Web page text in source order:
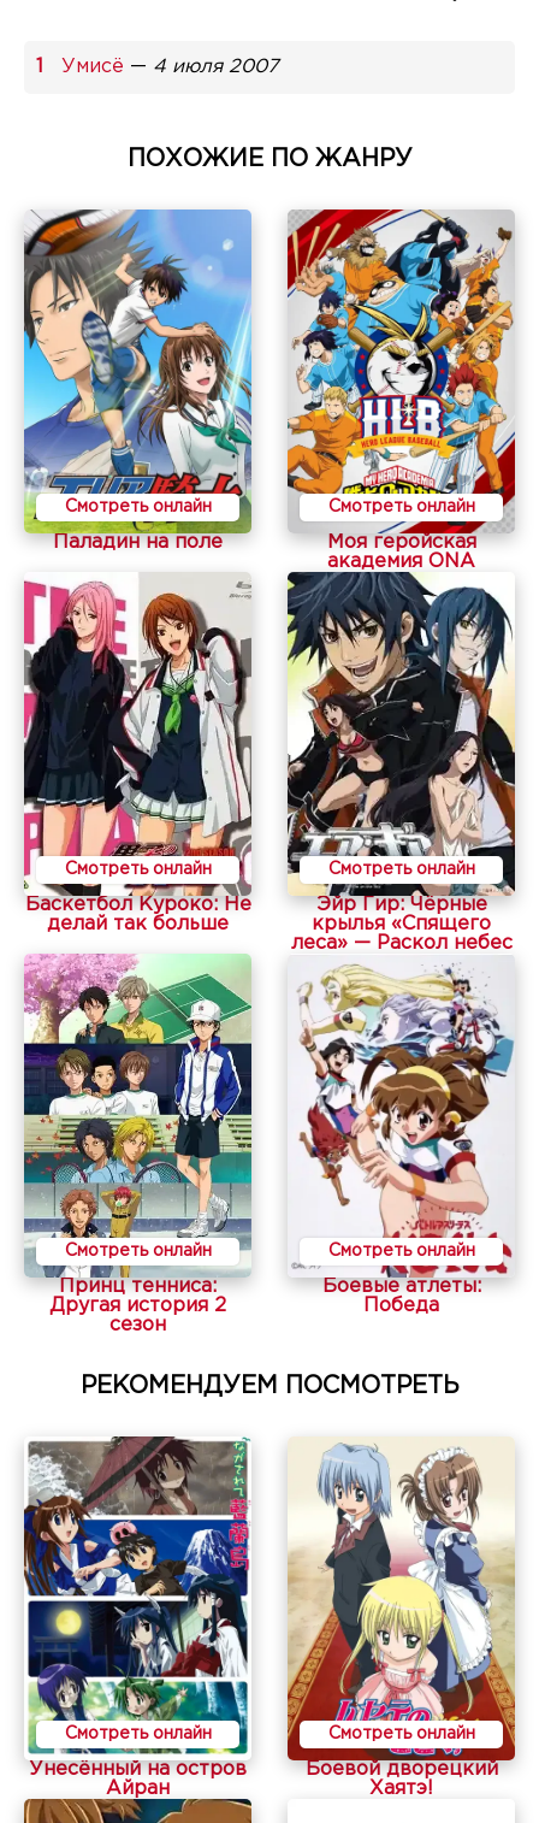
Умисё — 4 июля 2007
ПОХОЖИЕ ПО ЖАНРУ
Смотреть онлайн
Паладин на поле
Смотреть онлайн
Моя геройская
академия ONA
Смотреть онлайн
Баскетбол Куроко: Не
делай так больше
Смотреть онлайн
Эйр Гир: Чёрные
крылья «Спящего
леса» — Раскол небес
Смотреть онлайн
Принц тенниса:
Другая история 2
сезон
Смотреть онлайн
Боевые атлеты:
Победа
РЕКОМЕНДУЕМ ПОСМОТРЕТЬ
Смотреть онлайн
Унесённый на остров
Айран
Смотреть онлайн
Боевой дворецкий
Хаятэ!